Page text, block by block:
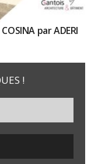
par ADERI
!